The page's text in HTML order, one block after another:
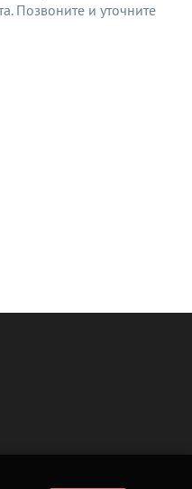
Позвоните и уточните